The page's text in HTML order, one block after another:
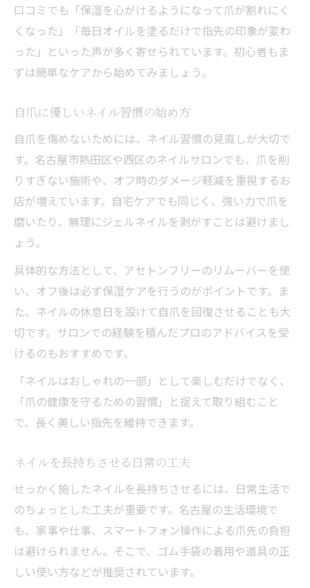
口コミでも「保湿を心がけるようになって爪が割れにく
くなった」「毎日オイルを塗るだけで指先の印象が変わ
った」といった声が多く寄せられています。初心者もま
ずは簡単なケアから始めてみましょう。
自爪に優しいネイル習慣の始め方
自爪を傷めないためには、ネイル習慣の見直しが大切で
す。名古屋市熱田区や西区のネイルサロンでも、爪を削
りすぎない施術や、オフ時のダメージ軽減を重視するお
店が増えています。自宅ケアでも同じく、強い力で爪を
磨いたり、無理にジェルネイルを剥がすことは避けまし
ょう。
具体的な方法として、アセトンフリーのリムーバーを使
い、オフ後は必ず保湿ケアを行うのがポイントです。ま
た、ネイルの休息日を設けて自爪を回復させることも大
切です。サロンでの経験を積んだプロのアドバイスを受
けるのもおすすめです。
「ネイルはおしゃれの一部」として楽しむだけでなく、
「爪の健康を守るための習慣」と捉えて取り組むこと
で、長く美しい指先を維持できます。
ネイルを長持ちさせる日常の工夫
せっかく施したネイルを長持ちさせるには、日常生活で
のちょっとした工夫が重要です。名古屋の生活環境で
も、家事や仕事、スマートフォン操作による爪先の負担
は避けられません。そこで、ゴム手袋の着用や道具の正
しい使い方などが推奨されています。